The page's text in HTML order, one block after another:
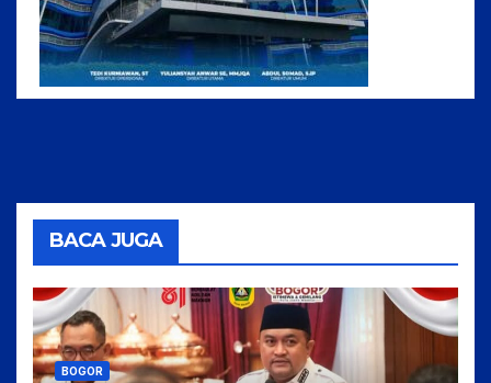
BACA JUGA
BOGOR